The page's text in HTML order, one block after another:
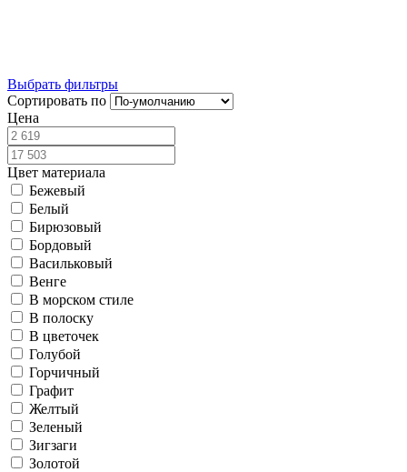
Выбрать фильтры
Сортировать по
Цена
Цвет материала
Бежевый
Белый
Бирюзовый
Бордовый
Васильковый
Венге
В морском стиле
В полоску
В цветочек
Голубой
Горчичный
Графит
Желтый
Зеленый
Зигзаги
Золотой